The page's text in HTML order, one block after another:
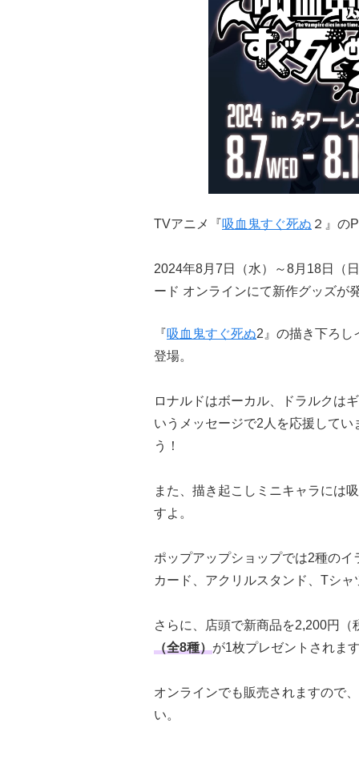
TVアニメ『吸血鬼すぐ死ぬ ２』の
2024年8月7日（水）～8月18日（
ード オンラインにて新作グッズが
『吸血鬼すぐ死ぬ2』の描き下ろし
登場。
ロナルドはボーカル、ドラルクは
いうメッセージで2人を応援して
う！
また、描き起こしミニキャラには
すよ。
ポップアップショップでは2種の
カード、アクリルスタンド、Tシ
さらに、店頭で新商品を2,200円
（全8種）が1枚プレゼントされま
オンラインでも販売されますので
い。